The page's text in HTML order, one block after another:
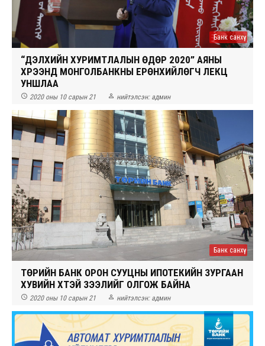
Банк санхүү
“ДЭЛХИЙН ХУРИМТЛАЛЫН ӨДӨР 2020” АЯНЫ
ХҮРЭЭНД МОНГОЛБАНКНЫ ЕРӨНХИЙЛӨГЧ ЛЕКЦ
УНШЛАА
 2020 оны 10 сарын 21  нийтэлсэн: админ
Банк санхүү
ТӨРИЙН БАНК ОРОН СУУЦНЫ ИПОТЕКИЙН ЗУРГААН
ХУВИЙН ХҮҮТЭЙ ЗЭЭЛИЙГ ОЛГОЖ БАЙНА
 2020 оны 10 сарын 21  нийтэлсэн: админ